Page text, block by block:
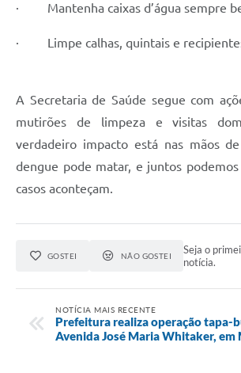
· Mantenha caixas d’água sempre
· Limpe calhas, quintais e
A Secretaria de Saúde segue com
mutirões de limpeza e visitas
verdadeiro impacto está nas mãos
dengue pode matar, e juntos
casos aconteçam.
GOSTEI NÃO GOSTEI
Seja o
notícia.
NOTÍCIA MAIS RECENTE
Prefeitura realiza operação tapa-
Avenida José Maria Whitaker, em